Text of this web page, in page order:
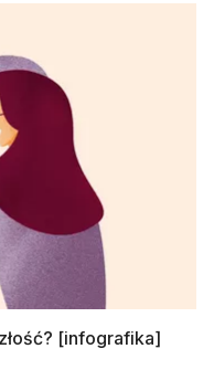
[infografika]